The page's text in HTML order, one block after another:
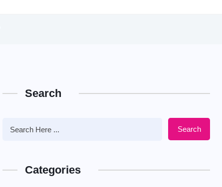
Search
Search
Categories